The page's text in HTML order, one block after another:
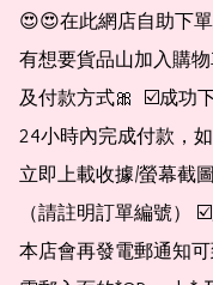
😍😍在此網店自助下單
有想要貨品山加入購物
及付款方式🎀  ☑️成功
24小時內完成付款，
立即上載收據/螢幕截
（請註明訂單編號）
本店會再發電郵通知